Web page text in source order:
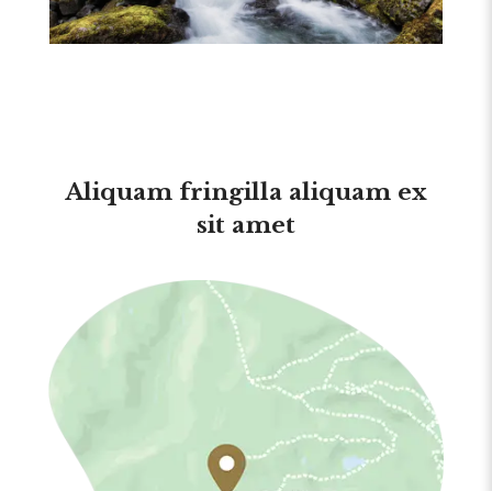
Aliquam fringilla aliquam ex
sit amet